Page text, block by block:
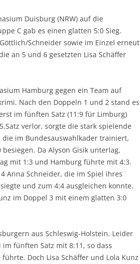
Duisburg (NRW) auf die
C gab es einen glatten 5:0 Sieg.
Schneider sowie im Einzel erneut
an 5 und 6 gesetzten Lisa Schäffer
Hamburg gegen ein Team auf
Nach den Doppeln 1 und 2 stand es
im fünften Satz (11:9 für Limburg)
verlor, sorgte die stark spielende
die im Bundesauswahlkader trainiert,
Da Alyson Gisik unterlag,
mit 1:3 und Hamburg führte mit 4:3.
Anna Schneider, die im Spiel ihres
und zum 4:4 ausgleichen konnte.
im Doppel 3 mit einem glatten 3:0
aus Schleswig-Holstein. Leider
fünften Satz mit 8:11, so dass
Doch Lisa Schäffer und Lola Kunz